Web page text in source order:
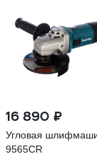
16 890 ₽
Угловая
9565CR